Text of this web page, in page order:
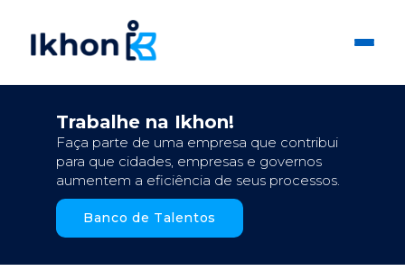
Trabalhe na Ikhon!
Faça parte de uma empresa que contribui
para que cidades, empresas e governos
aumentem a eficiência de seus processos.
Banco de Talentos